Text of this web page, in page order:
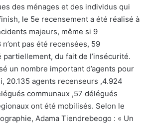
des ménages et des individus qui
le 5e recensement a été réalisé à
majeurs, même si 9
pas été recensées, 59
partiellement, du fait de l’insécurité.
un nombre important d’agents pour
20.135 agents recenseurs ,4.924
communaux ,57 délégués
ont été mobilisés. Selon le
Adama Tiendrebeogo : « Un